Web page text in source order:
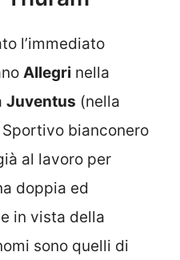
l’immediato
Allegri nella
Juventus (nella
bianconero
al lavoro per
doppia ed
in vista della
sono quelli di